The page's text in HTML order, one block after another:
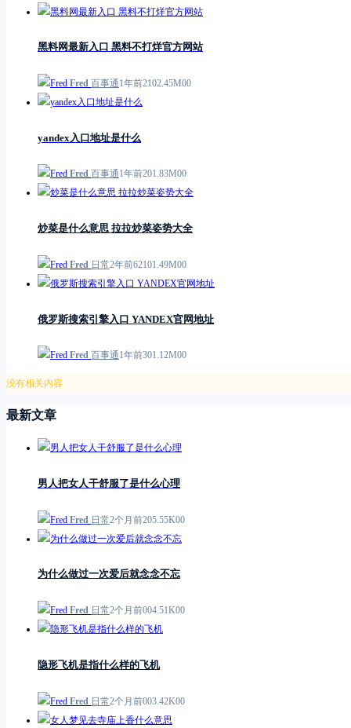
黑料网最新入口 黑料不打烊官方网站
Fred 百事通1年前2102.45M00
yandex入口地址是什么
Fred 百事通1年前201.83M00
炒菜是什么意思 拉拉炒菜姿势大全
Fred 日常2年前62101.49M00
俄罗斯搜索引擎入口 YANDEX官网地址
Fred 百事通1年前301.12M00
没有相关内容
最新文章
男人把女人干舒服了是什么心理
Fred 日常2个月前205.55K00
为什么做过一次爱后就念念不忘
Fred 日常2个月前004.51K00
隐形飞机是指什么样的飞机
Fred 日常2个月前003.42K00